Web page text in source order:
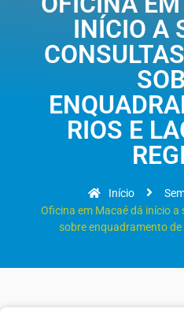
INÍCIO A
RIOS E
Início
Oficina em Macaé dá início
sobre enquadramento